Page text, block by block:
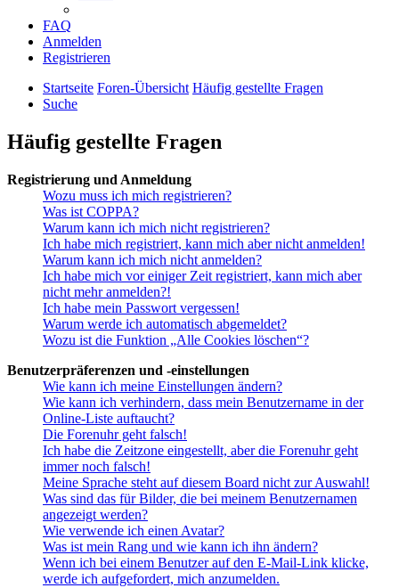
FAQ
Anmelden
Registrieren
Startseite Foren-Übersicht Häufig gestellte Fragen
Suche
Häufig gestellte Fragen
Registrierung und Anmeldung
Wozu muss ich mich registrieren?
Was ist COPPA?
Warum kann ich mich nicht registrieren?
Ich habe mich registriert, kann mich aber nicht anmelden!
Warum kann ich mich nicht anmelden?
Ich habe mich vor einiger Zeit registriert, kann mich aber
nicht mehr anmelden?!
Ich habe mein Passwort vergessen!
Warum werde ich automatisch abgemeldet?
Wozu ist die Funktion „Alle Cookies löschen“?
Benutzerpräferenzen und -einstellungen
Wie kann ich meine Einstellungen ändern?
Wie kann ich verhindern, dass mein Benutzername in der
Online-Liste auftaucht?
Die Forenuhr geht falsch!
Ich habe die Zeitzone eingestellt, aber die Forenuhr geht
immer noch falsch!
Meine Sprache steht auf diesem Board nicht zur Auswahl!
Was sind das für Bilder, die bei meinem Benutzernamen
angezeigt werden?
Wie verwende ich einen Avatar?
Was ist mein Rang und wie kann ich ihn ändern?
Wenn ich bei einem Benutzer auf den E-Mail-Link klicke,
werde ich aufgefordert, mich anzumelden.